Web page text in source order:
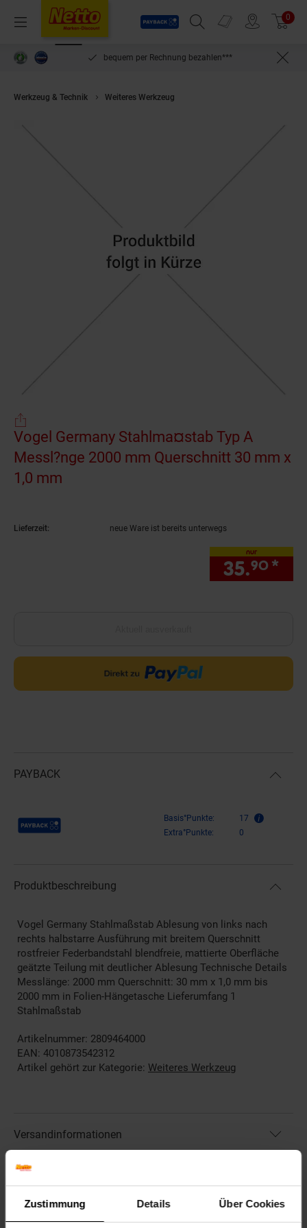
Zustimmung Details Über Cookies
Menü
Payback
Suchfeld einblenden
Prospekte 0
bequem per Rechnung bezahlen***
Werkzeug & Technik Weiteres Werkzeug
Vogel Germany Stahlma¤stab Typ A
Messl?nge 2000 mm Querschnitt 30 mm x
1,0 mm
Lieferzeit: neue Ware ist bereits unterwegs
nur
35.90 *
PAYBACK
Payback Punkte Basis°Punkte:
17
Extra°Punkte:
0
Produktbeschreibung
Vogel Germany Stahlmaßstab Ablesung von links nach
rechts halbstarre Ausführung mit breitem Querschnitt
rostfreier Federbandstahl blendfreie, mattierte Oberfläche
geätzte Teilung mit deutlicher Ablesung Technische Details
Messlänge: 2000 mm Querschnitt: 30 mm x 1,0 mm bis
2000 mm in Folien-Hängetasche Lieferumfang 1
Stahlmaßstab
Artikelnummer: 2809464000
EAN: 4010873542312
Artikel gehört zur Kategorie: Weiteres Werkzeug
Versandinformationen